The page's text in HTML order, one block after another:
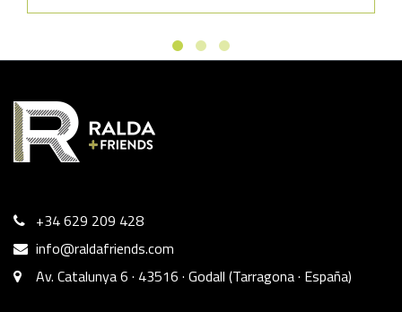
+34 629 209 428
info@raldafriends.com
Av. Catalunya 6 · 43516 · Godall (Tarragona · España)